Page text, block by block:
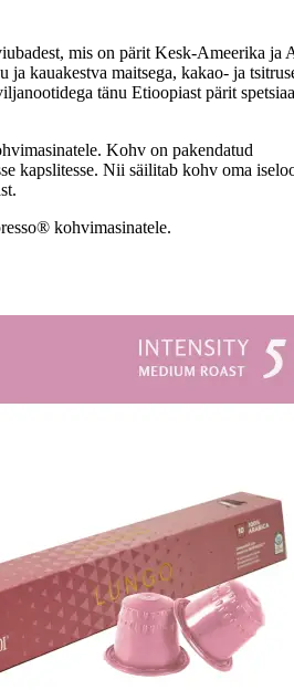
mis on pärit Kesk-Ameerika ja
kauakestva maitsega, kakao- ja
tänu Etioopiast pärit
Kohv on pakendatud
kapslitesse. Nii säilitab kohv oma
kohvimasinatele.